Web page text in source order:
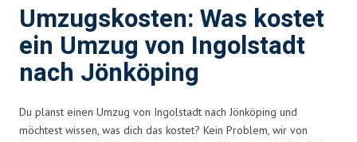
Umzugskosten: Was kostet
ein Umzug von Ingolstadt
nach Jönköping
Du planst einen Umzug von Ingolstadt nach Jönköping und
möchtest wissen, was dich das kostet? Kein Problem, wir von